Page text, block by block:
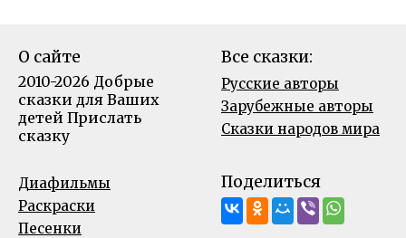
О сайте
2010-2026 Добрые
сказки для Ваших
детей Прислать
сказку
Все сказки:
Русские авторы
Зарубежные авторы
Сказки народов мира
Диафильмы
Раскраски
Песенки
Поделиться